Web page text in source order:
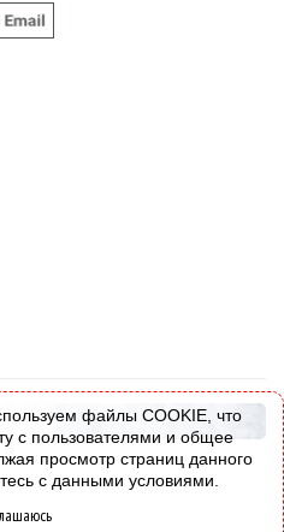
файлы COOKIE, что
с пользователями и общее
просмотр страниц данного
с данными условиями.